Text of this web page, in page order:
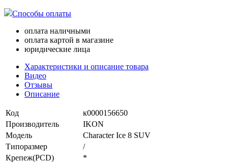
Способы оплаты
оплата наличными
оплата картой в магазине
юридические лица
Характеристики и описание товара
Видео
Отзывы
Описание
Код
к0000156650
Производитель
IKON
Модель
Character Ice 8 SUV
Типоразмер
/
Крепеж(PCD)
*